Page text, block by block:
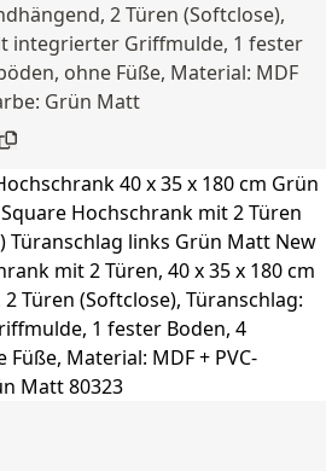
2 Türen (Softclose),
integrierter Griffmulde, 1 fester
ohne Füße, Material: MDF
Grün Matt